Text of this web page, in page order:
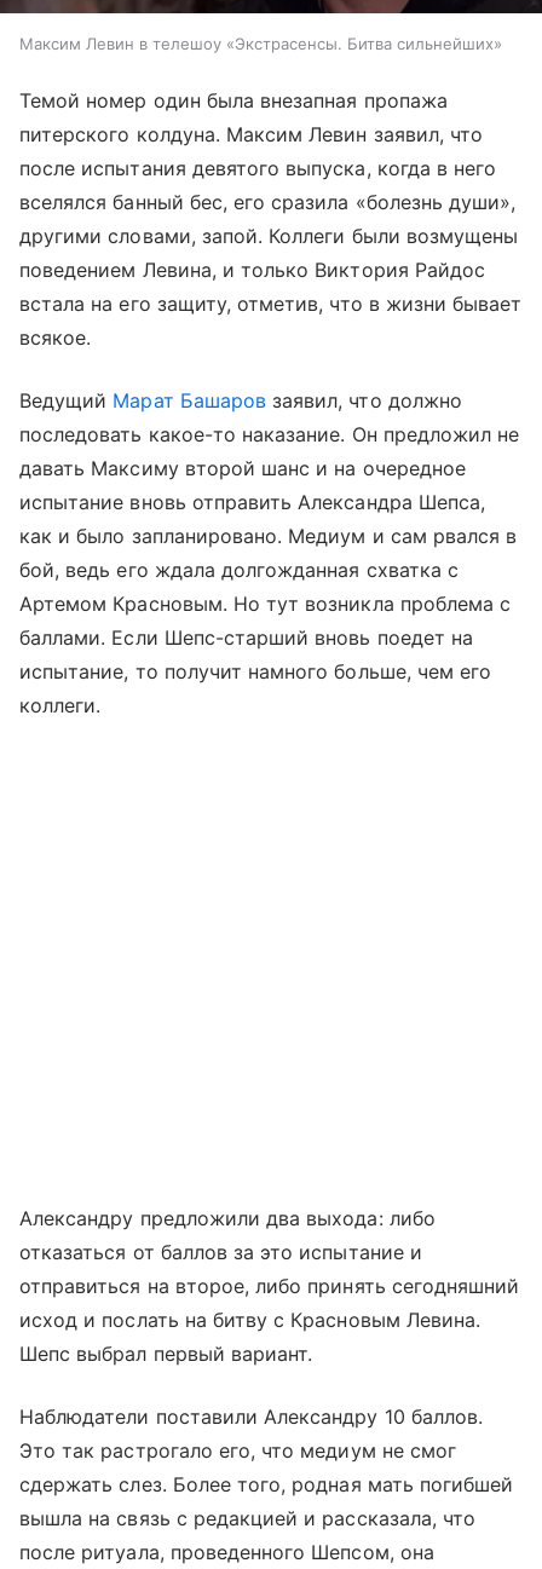
Максим Левин в телешоу «Экстрасенсы. Битва сильнейших» ​
Темой номер один была внезапная пропажа
питерского колдуна. Максим Левин заявил, что
после испытания девятого выпуска, когда в него
вселялся банный бес, его сразила «болезнь души»,
другими словами, запой. Коллеги были возмущены
поведением Левина, и только Виктория Райдос
встала на его защиту, отметив, что в жизни бывает
всякое.
Ведущий Марат Башаров заявил, что должно
последовать какое-то наказание. Он предложил не
давать Максиму второй шанс и на очередное
испытание вновь отправить Александра Шепса,
как и было запланировано. Медиум и сам рвался в
бой, ведь его ждала долгожданная схватка с
Артемом Красновым. Но тут возникла проблема с
баллами. Если Шепс-старший вновь поедет на
испытание, то получит намного больше, чем его
коллеги.
Александру предложили два выхода: либо
отказаться от баллов за это испытание и
отправиться на второе, либо принять сегодняшний
исход и послать на битву с Красновым Левина.
Шепс выбрал первый вариант.
Наблюдатели поставили Александру 10 баллов.
Это так растрогало его, что медиум не смог
сдержать слез. Более того, родная мать погибшей
вышла на связь с редакцией и рассказала, что
после ритуала, проведенного Шепсом, она